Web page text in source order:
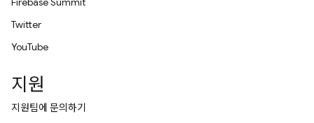
Twitter
YouTube
지원
지원팀에 문의하기